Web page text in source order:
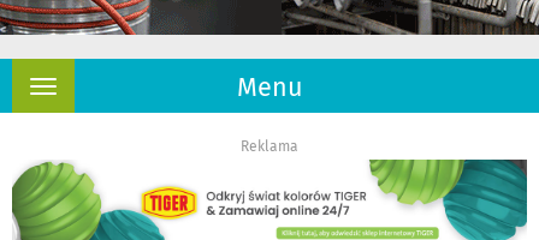
Menu
Rozwiń
Reklama